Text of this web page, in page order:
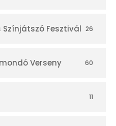
Színjátszó Fesztivál 26
Verseny 60
11